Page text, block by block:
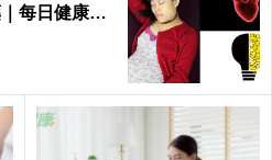
每日健康He